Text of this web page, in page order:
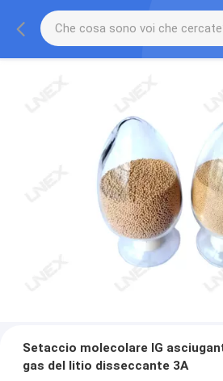
Setaccio molecolare IG
gas del litio disseccante 3A